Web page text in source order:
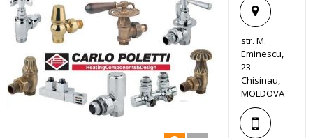
D
MAIN
NEWS
str. M.
Eminescu,
23
Chisinau,
MOLDOVA